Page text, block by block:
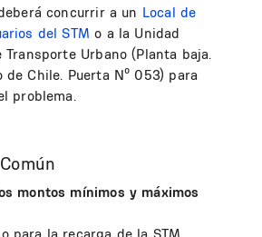
concurrir a un Local de
del STM o a la Unidad
Transporte Urbano (Planta baja.
de Chile. Puerta Nº 053) para
problema.
montos mínimos y máximos